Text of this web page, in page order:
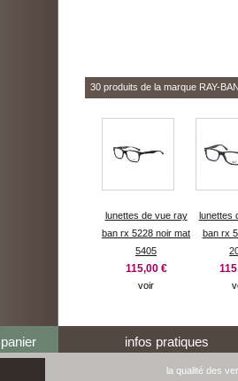
30 produits de la marque RAY-
lunettes de vue ray
ban rx 5228 noir mat
5405
115,00 €
voir
lunettes
ban rx
panier infos pratiques
la qualité des